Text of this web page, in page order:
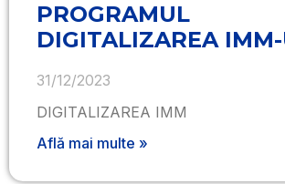
PROGRAMUL
DIGITALIZAREA
31/12/2023
DIGITALIZAREA IMM
Află mai multe »